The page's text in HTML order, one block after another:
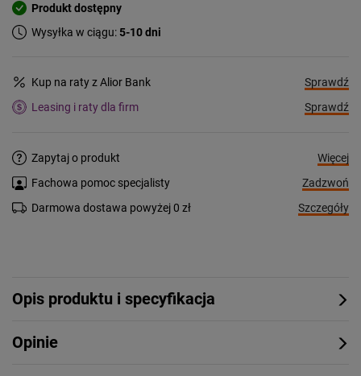
Produkt dostępny
Wysyłka w ciągu:5-10 dni
Kup na raty z Alior Bank
Sprawdź
Leasing i raty dla firm
Sprawdź
Zapytaj o produkt
Więcej
Fachowa pomoc specjalisty
Zadzwoń
Darmowa dostawa powyżej 0 zł
Szczegóły
Opis produktu i specyfikacja
Opinie